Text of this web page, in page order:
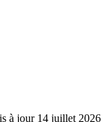
à jour 14 juillet 2026